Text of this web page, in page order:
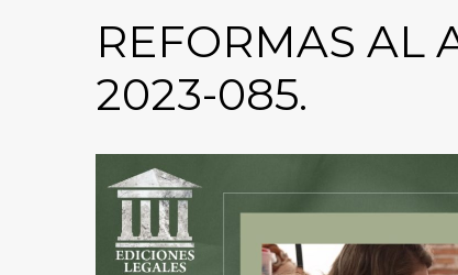
REFORMAS AL
2023-085.